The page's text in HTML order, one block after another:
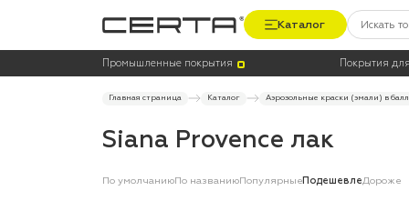
Каталог
Промышленные покрытия Покрытия
Главная страница Каталог Аэрозольные краски (эмали) в
Siana Provence лак
По умолчаниюПо названиюПопулярныеПодешевлеДороже